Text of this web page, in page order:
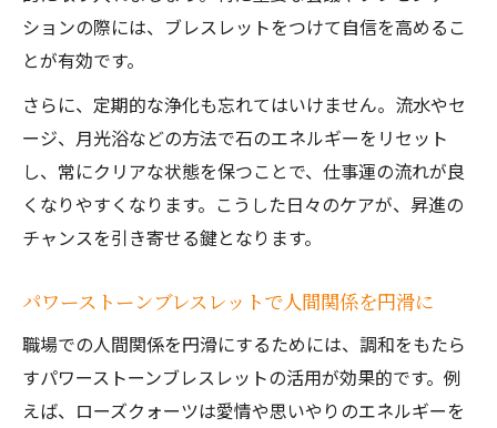
ションの際には、ブレスレットをつけて自信を高めるこ
とが有効です。
さらに、定期的な浄化も忘れてはいけません。流水やセ
ージ、月光浴などの方法で石のエネルギーをリセット
し、常にクリアな状態を保つことで、仕事運の流れが良
くなりやすくなります。こうした日々のケアが、昇進の
チャンスを引き寄せる鍵となります。
パワーストーンブレスレットで人間関係を円滑に
職場での人間関係を円滑にするためには、調和をもたら
すパワーストーンブレスレットの活用が効果的です。例
えば、ローズクォーツは愛情や思いやりのエネルギーを